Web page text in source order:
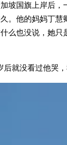
坡国旗上岸后，
。他的妈妈丁慧
么也没说，她只
后就没看过他哭